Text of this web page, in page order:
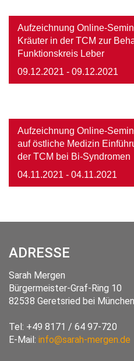
Aufzeichnung Online-
Kräuter in der TCM zur
Funktionskreis Leber
09.12.2021 - 09.12.2021
Aufzeichnung Online-
auf östliche Medizin
der TCM bei Bi-Syndromen
04.11.2021 - 04.11.2021
ADRESSE
Sarah Mergen
Bürgermeister-Graf-Ring 10
82538 Geretsried bei München
Tel: +49 8171 / 64 97-720
E-Mail: info@sarah-mergen.de